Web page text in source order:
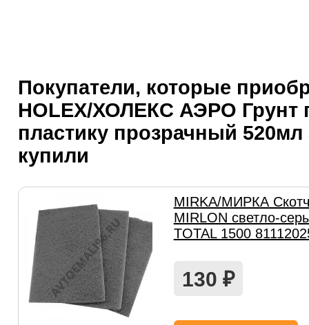
Покупатели, которые
HOLEX/ХОЛЕКС АЭРО Грунт
пластику прозрачный 520мл
купили
MIRKA/МИРКА
MIRLON светло-
TOTAL 1500
130 ₽